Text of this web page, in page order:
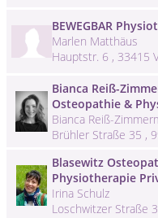
BEWEGBAR
Marlen Matthäus
Hauptstr. 6 , 33415
Bianca Reiß-
Osteopathie &
Bianca Reiß-
Brühler Straße 35 ,
Blasewitz
Physiotherapie
Irina Schulz
Loschwitzer Straße